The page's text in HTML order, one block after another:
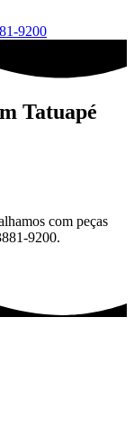
9200
Tatuapé
com peças
9200.